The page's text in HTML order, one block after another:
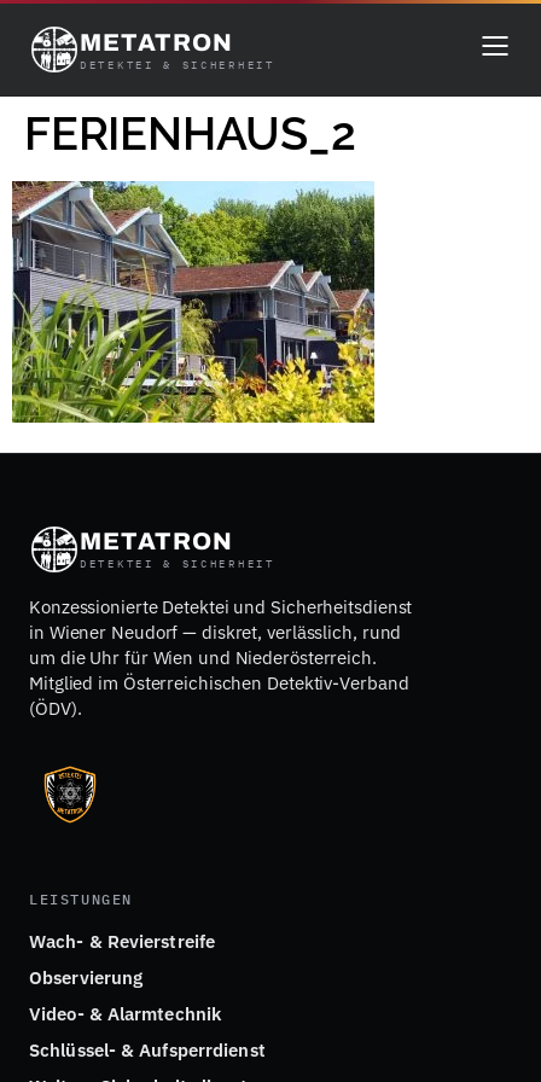
METATRON
DETEKTEI & SICHERHEIT
FERIENHAUS_2
METATRON
DETEKTEI & SICHERHEIT
Konzessionierte Detektei und Sicherheitsdienst
in Wiener Neudorf — diskret, verlässlich, rund
um die Uhr für Wien und Niederösterreich.
Mitglied im Österreichischen Detektiv-Verband
(ÖDV).
LEISTUNGEN
Wach- & Revierstreife
Observierung
Video- & Alarmtechnik
Schlüssel- & Aufsperrdienst